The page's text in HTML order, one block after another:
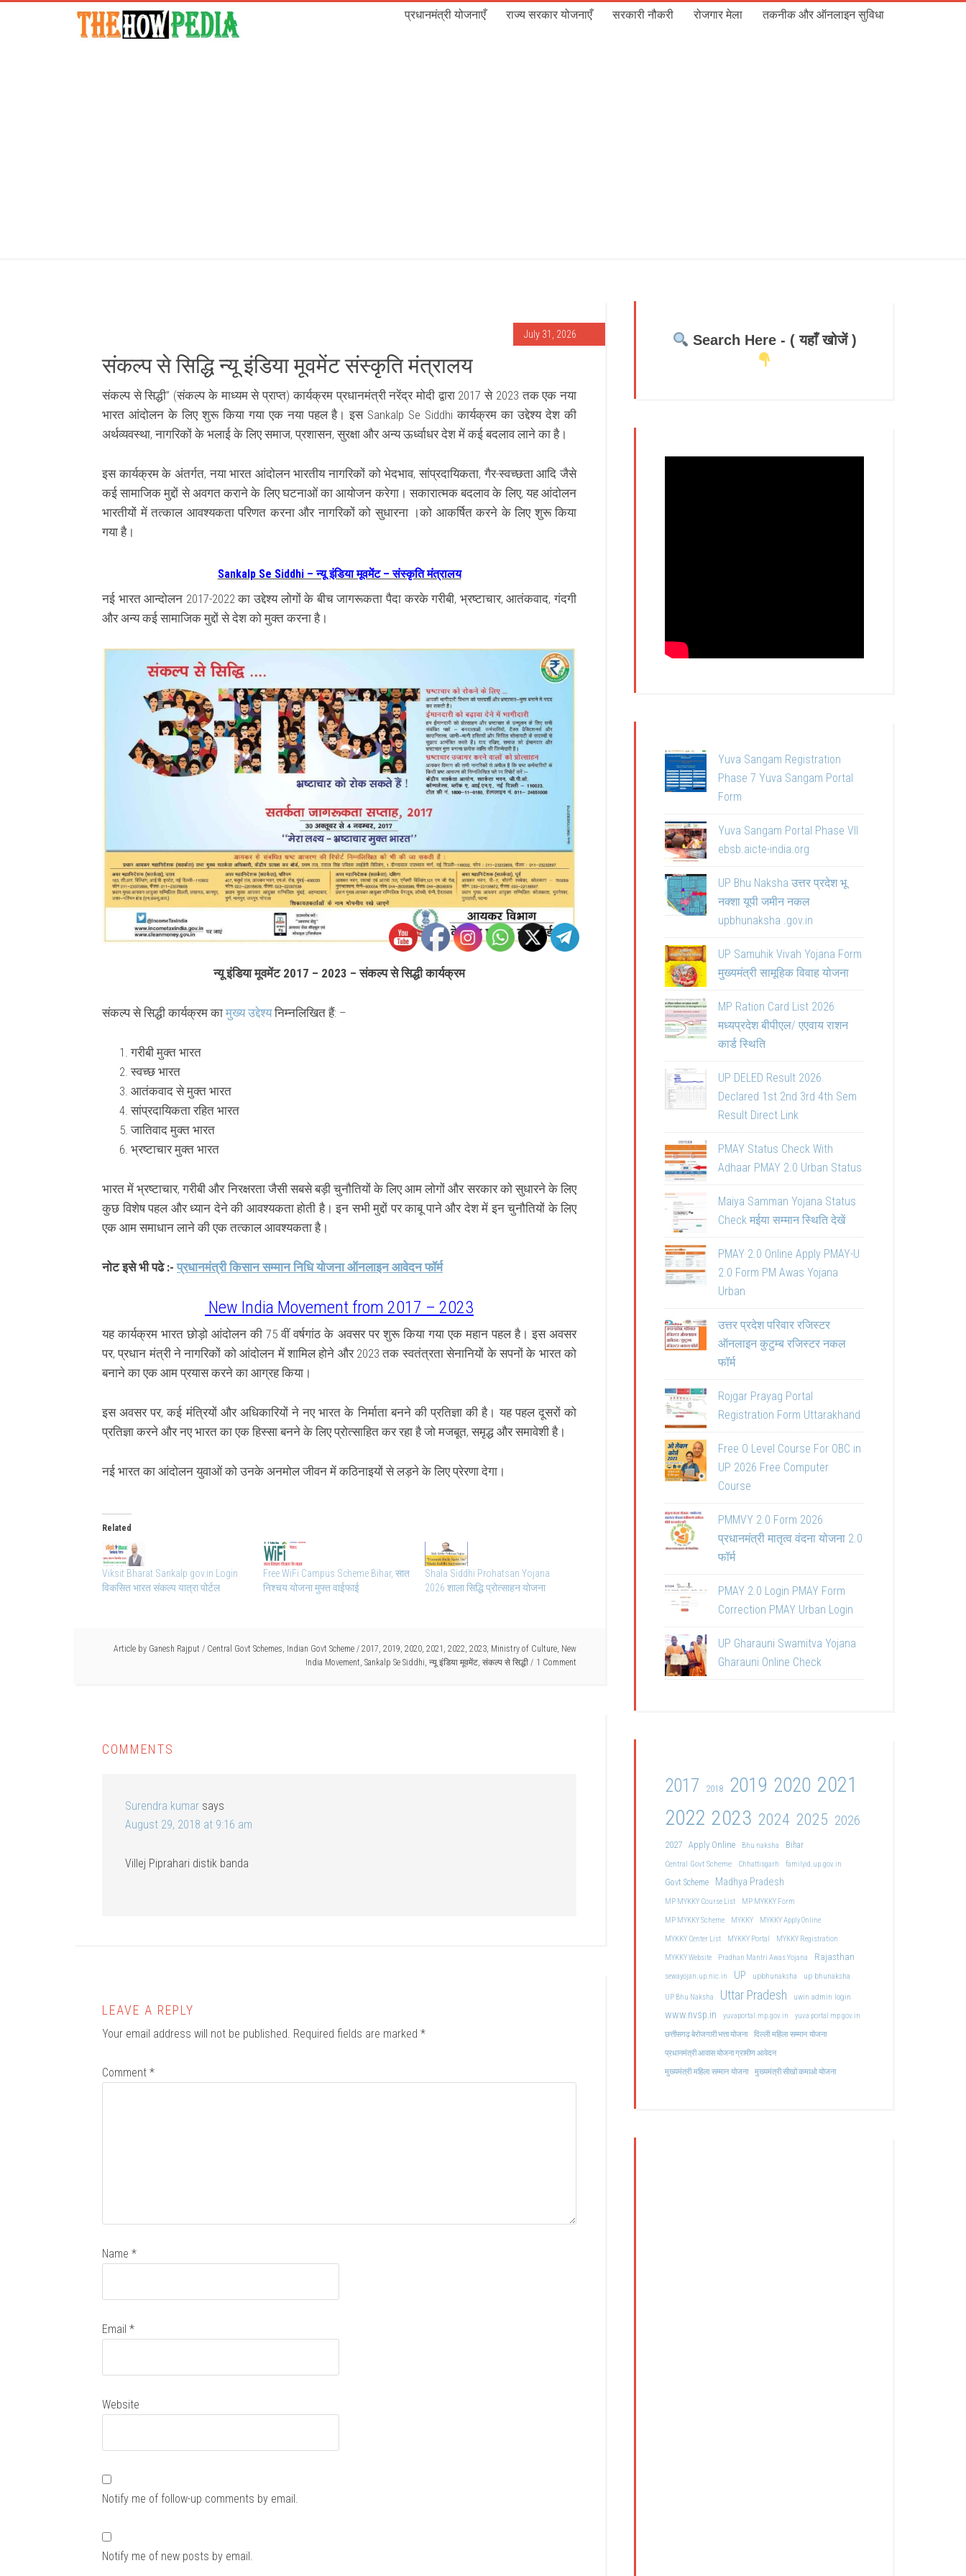
प्रधानमंत्री योजनाएँ राज्य सरकार योजनाएँ सरकारी नौकरी रोजगार मेला तकनीक और ऑनलाइन सुविधा
July 31, 2026
संकल्प से सिद्धि न्यू इंडिया मूवमेंट संस्कृति मंत्रालय
संकल्प से सिद्धी” (संकल्प के माध्यम से प्राप्त) कार्यक्रम प्रधानमंत्री नरेंद्र मोदी द्वारा 2017 से 2023 तक एक नया
भारत आंदोलन के लिए शुरू किया गया एक नया पहल है। इस Sankalp Se Siddhi कार्यक्रम का उद्देश्य देश की
अर्थव्यवस्था, नागरिकों के भलाई के लिए समाज, प्रशासन, सुरक्षा और अन्य ऊर्ध्वाधर देश में कई बदलाव लाने का है।
इस कार्यक्रम के अंतर्गत, नया भारत आंदोलन भारतीय नागरिकों को भेदभाव, सांप्रदायिकता, गैर-स्वच्छता आदि जैसे
कई सामाजिक मुद्दों से अवगत कराने के लिए घटनाओं का आयोजन करेगा। सकारात्मक बदलाव के लिए, यह आंदोलन
भारतीयों में तत्काल आवश्यकता परिणत करना और नागरिकों को सुधारना ।को आकर्षित करने के लिए शुरू किया
गया है।
Sankalp Se Siddhi – न्यू इंडिया मूवमेंट – संस्कृति मंत्रालय
नई भारत आन्दोलन 2017-2022 का उद्देश्य लोगों के बीच जागरूकता पैदा करके गरीबी, भ्रष्टाचार, आतंकवाद, गंदगी
और अन्य कई सामाजिक मुद्दों से देश को मुक्त करना है।
न्यू इंडिया मूवमेंट 2017 – 2023 – संकल्प से सिद्धी कार्यक्रम
संकल्प से सिद्धी कार्यक्रम का मुख्य उद्देश्यनिम्नलिखित हैं: –
गरीबी मुक्त भारत
स्वच्छ भारत
आतंकवाद से मुक्त भारत
सांप्रदायिकता रहित भारत
जातिवाद मुक्त भारत
भ्रष्टाचार मुक्त भारत
भारत में भ्रष्टाचार, गरीबी और निरक्षरता जैसी सबसे बड़ी चुनौतियों के लिए आम लोगों और सरकार को सुधारने के लिए
कुछ विशेष पहल और ध्यान देने की आवश्यकता होती है। इन सभी मुद्दों पर काबू पाने और देश में इन चुनौतियों के लिए
एक आम समाधान लाने की एक तत्काल आवश्यकता है।
नोट इसे भी पढे :- प्रधानमंत्री किसान सम्मान निधि योजना ऑनलाइन आवेदन फॉर्म
New India Movement from 2017 – 2023
यह कार्यक्रम भारत छोड़ो आंदोलन की 75 वीं वर्षगांठ के अवसर पर शुरू किया गया एक महान पहल है। इस अवसर
पर, प्रधान मंत्री ने नागरिकों को आंदोलन में शामिल होने और 2023 तक स्वतंत्रता सेनानियों के सपनों के भारत को
बनाने का एक आम प्रयास करने का आग्रह किया।
इस अवसर पर, कई मंत्रियों और अधिकारियों ने नए भारत के निर्माता बनने की प्रतिज्ञा की है। यह पहल दूसरों को
प्रतिज्ञा करने और नए भारत का एक हिस्सा बनने के लिए प्रोत्साहित कर रहा है जो मजबूत, समृद्ध और समावेशी है।
नई भारत का आंदोलन युवाओं को उनके अनमोल जीवन में कठिनाइयों से लड़ने के लिए प्रेरणा देगा।
Related
Viksit Bharat Sankalp gov.in Login
विकसित भारत संकल्प यात्रा पोर्टल
Free WiFi Campus Scheme Bihar, सात
निश्चय योजना मुफ्त वाईफाई
Shala Siddhi Prohatsan Yojana
2026 शाला सिद्धि प्रोत्साहन योजना
Article by Ganesh Rajput / Central Govt Schemes, Indian Govt Scheme / 2017, 2019, 2020, 2021 , 2022, 2023, Ministry of Culture, New
India Movement, Sankalp Se Siddhi, न्यू इंडिया मूवमेंट, संकल्प से सिद्धी 1 Comment
COMMENTS
Surendra kumar says
August 29, 2018 at 9:16 am
Villej Piprahari distik banda
LEAVE A REPLY
Your email address will not be published. Required fields are marked *
Comment *
Name *
Email *
Website
Notify me of follow-up comments by email.
Notify me of new posts by email.
Search Here - ( यहाँ खोजें )
Yuva Sangam Registration
Phase 7 Yuva Sangam Portal
Form
Yuva Sangam Portal Phase VII
ebsb.aicte-india.org
UP Bhu Naksha उत्तर प्रदेश भू
नक्शा यूपी जमीन नकल
upbhunaksha .gov.in
UP Samuhik Vivah Yojana Form
मुख्यमंत्री सामूहिक विवाह योजना
MP Ration Card List 2026
मध्यप्रदेश बीपीएल/ एएवाय राशन
कार्ड स्थिति
UP DELED Result 2026
Declared 1st 2nd 3rd 4th Sem
Result Direct Link
PMAY Status Check With
Adhaar PMAY 2.0 Urban Status
Maiya Samman Yojana Status
Check मईया सम्मान स्थिति देखें
PMAY 2.0 Online Apply PMAY-U
2.0 Form PM Awas Yojana
Urban
उत्तर प्रदेश परिवार रजिस्टर
ऑनलाइन कुटुम्ब रजिस्टर नकल
फॉर्म
Rojgar Prayag Portal
Registration Form Uttarakhand
Free O Level Course For OBC in
UP 2026 Free Computer
Course
PMMVY 2.0 Form 2026
प्रधानमंत्री मातृत्व वंदना योजना 2.0
फॉर्म
PMAY 2.0 Login PMAY Form
Correction PMAY Urban Login
UP Gharauni Swamitva Yojana
Gharauni Online Check
2017 2018 2019 2020 2021
2022 2023 2024 2025 2026
2027 Apply Online Bhu naksha
Bihar
Central Govt Scheme
Chhattisgarh familyid.up.gov.in
Govt Scheme Madhya Pradesh
MP MYKKY Course List
MP MYKKY Form
MP MYKKY Scheme
MYKKY
MYKKY Apply Online
MYKKY Center List
MYKKY Portal
MYKKY Registration
MYKKY Website
Pradhan Mantri Awas Yojana Rajasthan
sewayojan.up.nic.in UP upbhunaksha up bhunaksha
UP Bhu Naksha Uttar Pradesh uwin admin login
www.nvsp.in yuvaportal.mp.gov.in
yuva portal mp gov.in
छत्तीसगढ़ बेरोजगारी भत्ता योजना
दिल्ली महिला सम्मान योजना
प्रधानमंत्री आवास योजना ग्रामीण आवेदन
मुख्यमंत्री महिला सम्मान योजना मुख्यमंत्री सीखो कमाओ योजना